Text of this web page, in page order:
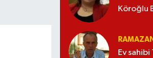
Köroğlu
Ev sahibi